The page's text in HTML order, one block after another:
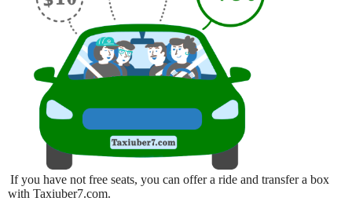
If you have not free seats, you can offer a ride and transfer a box
with Taxiuber7.com.